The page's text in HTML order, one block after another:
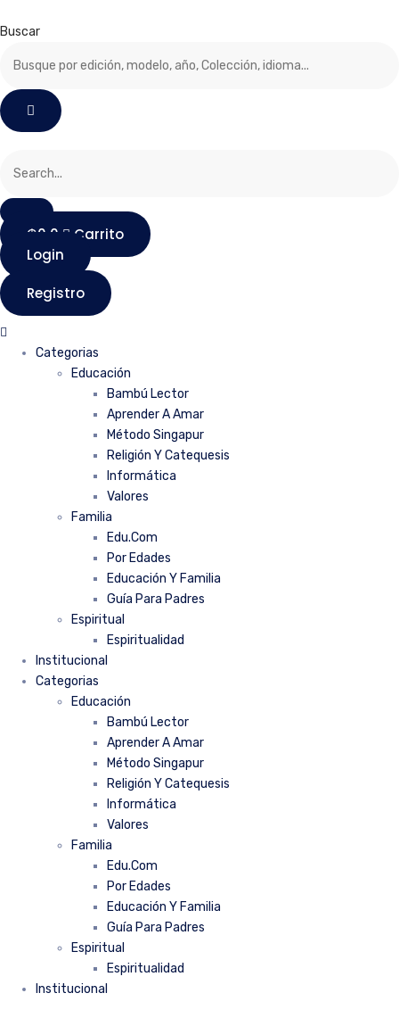
al
Buscar
₲0 0
Carrito
Login
Registro
Categorias
Educación
Bambú Lector
Aprender A Amar
Método Singapur
Religión Y Catequesis
Informática
Valores
Familia
Edu.Com
Por Edades
Educación Y Familia
Guía Para Padres
Espiritual
Espiritualidad
Institucional
Categorias
Educación
Bambú Lector
Aprender A Amar
Método Singapur
Religión Y Catequesis
Informática
Valores
Familia
Edu.Com
Por Edades
Educación Y Familia
Guía Para Padres
Espiritual
Espiritualidad
Institucional